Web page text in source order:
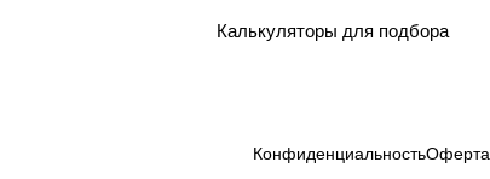
Калькуляторы для подбора
КонфиденциальностьОферта